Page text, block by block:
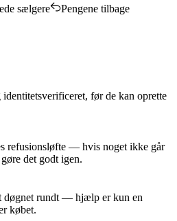
sælgere Pengene tilbage
før de kan oprette
refusionsløfte — hvis noget ikke går
det godt igen.
døgnet rundt — hjælp er kun en
købet.